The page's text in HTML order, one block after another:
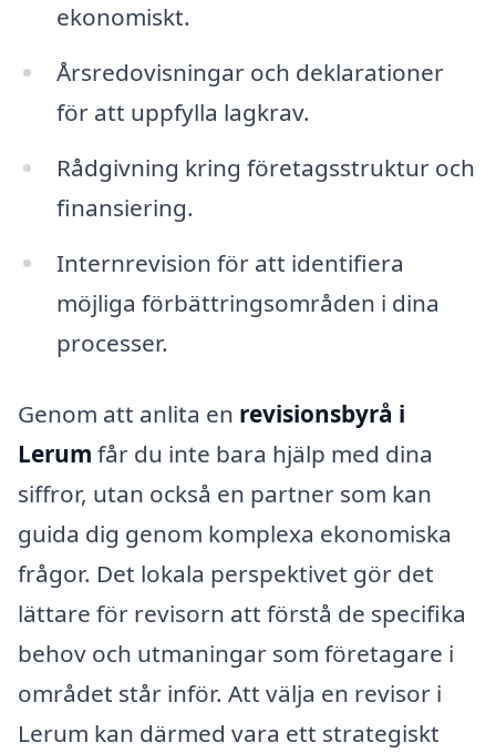
ekonomiskt.
Årsredovisningar och deklarationer
för att uppfylla lagkrav.
Rådgivning kring företagsstruktur och
finansiering.
Internrevision för att identifiera
möjliga förbättringsområden i dina
processer.
Genom att anlita en revisionsbyrå i
Lerum får du inte bara hjälp med dina
siffror, utan också en partner som kan
guida dig genom komplexa ekonomiska
frågor. Det lokala perspektivet gör det
lättare för revisorn att förstå de specifika
behov och utmaningar som företagare i
området står inför. Att välja en revisor i
Lerum kan därmed vara ett strategiskt